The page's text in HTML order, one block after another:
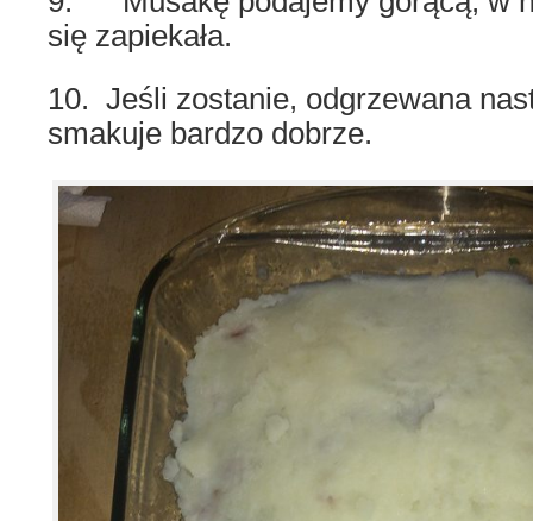
się zapiekała.
10. Jeśli zostanie, odgrzewana
smakuje bardzo dobrze.